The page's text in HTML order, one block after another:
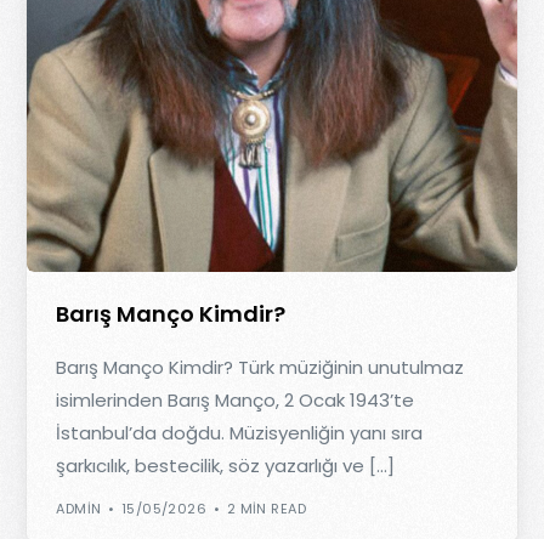
Barış Manço Kimdir?
Barış Manço Kimdir? Türk müziğinin unutulmaz
isimlerinden Barış Manço, 2 Ocak 1943’te
İstanbul’da doğdu. Müzisyenliğin yanı sıra
şarkıcılık, bestecilik, söz yazarlığı ve […]
ADMIN 15/05/2026 2 MIN READ